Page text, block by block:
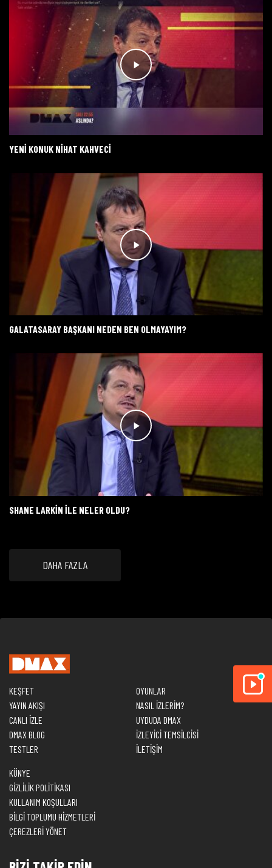
YENI KONUK NIHAT KAHVECI
GALATASARAY BAŞKANI NEDEN BEN OLMAYAYIM?
SHANE LARKIN ILE NELER OLDU?
DAHA FAZLA
KEŞFET
YAYIN AKIŞI
CANLI İZLE
DMAX BLOG
TESTLER
OYUNLAR
NASIL İZLERİM?
UYDUDA DMAX
İZLEYİCİ TEMSİLCİSİ
İLETİŞİM
KÜNYE
GİZLİLİK POLİTİKASI
KULLANIM KOŞULLARI
BİLGİ TOPLUMU HİZMETLERİ
ÇEREZLERİ YÖNET